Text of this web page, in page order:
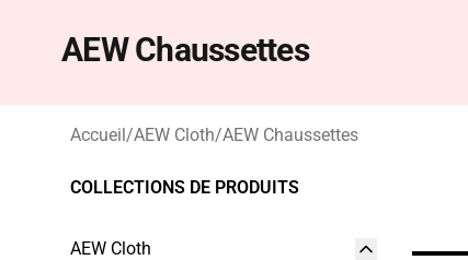
AEW Chaussettes
Accueil/AEW Cloth/AEW Chaussettes
COLLECTIONS DE PRODUITS
AEW Cloth